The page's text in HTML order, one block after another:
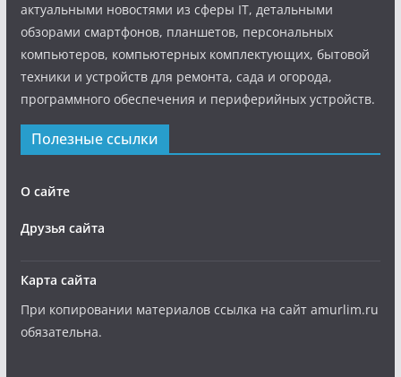
актуальными новостями из сферы IT, детальными
обзорами смартфонов, планшетов, персональных
компьютеров, компьютерных комплектующих, бытовой
техники и устройств для ремонта, сада и огорода,
программного обеспечения и периферийных устройств.
Полезные ссылки
О сайте
Друзья сайта
Карта сайта
При копировании материалов ссылка на сайт amurlim.ru
обязательна.